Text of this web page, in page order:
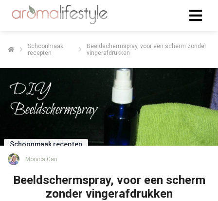
Schoonmaak
recepten
Beeldschermspray, voor een scherm zonder
vingerafdrukken
Schoonmaak recepten
Monica Can
Beeldschermspray, voor een scherm
zonder vingerafdrukken